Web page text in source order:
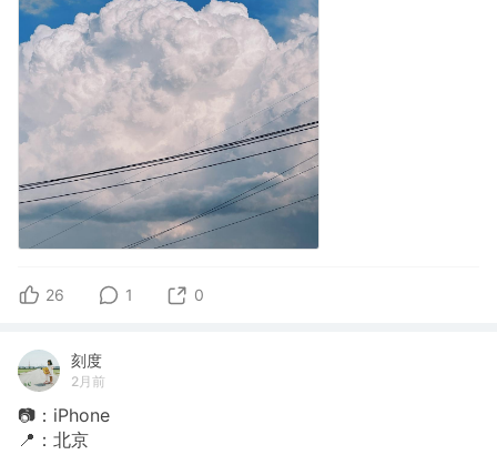
26 1 0
刻度
2月前
📷：iPhone
📍：北京